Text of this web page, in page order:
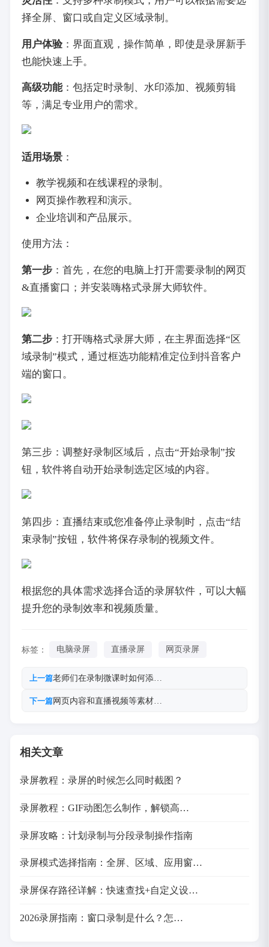
择全屏、窗口或自定义区域录制。
用户体验：界面直观，操作简单，即使是录屏新手
也能快速上手。
高级功能：包括定时录制、水印添加、视频剪辑
等，满足专业用户的需求。
适用场景：
教学视频和在线课程的录制。
网页操作教程和演示。
企业培训和产品展示。
使用方法：
第一步：首先，在您的电脑上打开需要录制的网页
&直播窗口；并安装嗨格式录屏大师软件。
第二步：打开嗨格式录屏大师，在主界面选择“区
域录制”模式，通过框选功能精准定位到抖音客户
端的窗口。
第三步：调整好录制区域后，点击“开始录制”按
钮，软件将自动开始录制选定区域的内容。
第四步：直播结束或您准备停止录制时，点击“结
束录制”按钮，软件将保存录制的视频文件。
根据您的具体需求选择合适的录屏软件，可以大幅
提升您的录制效率和视频质量。
标签： 电脑录屏 直播录屏 网页录屏
上一篇老师们在录制微课时如何添…
下一篇网页内容和直播视频等素材…
相关文章
录屏教程：录屏的时候怎么同时截图？
录屏教程：GIF动图怎么制作，解锁高…
录屏攻略：计划录制与分段录制操作指南
录屏模式选择指南：全屏、区域、应用窗…
录屏保存路径详解：快速查找+自定义设…
2026录屏指南：窗口录制是什么？怎…